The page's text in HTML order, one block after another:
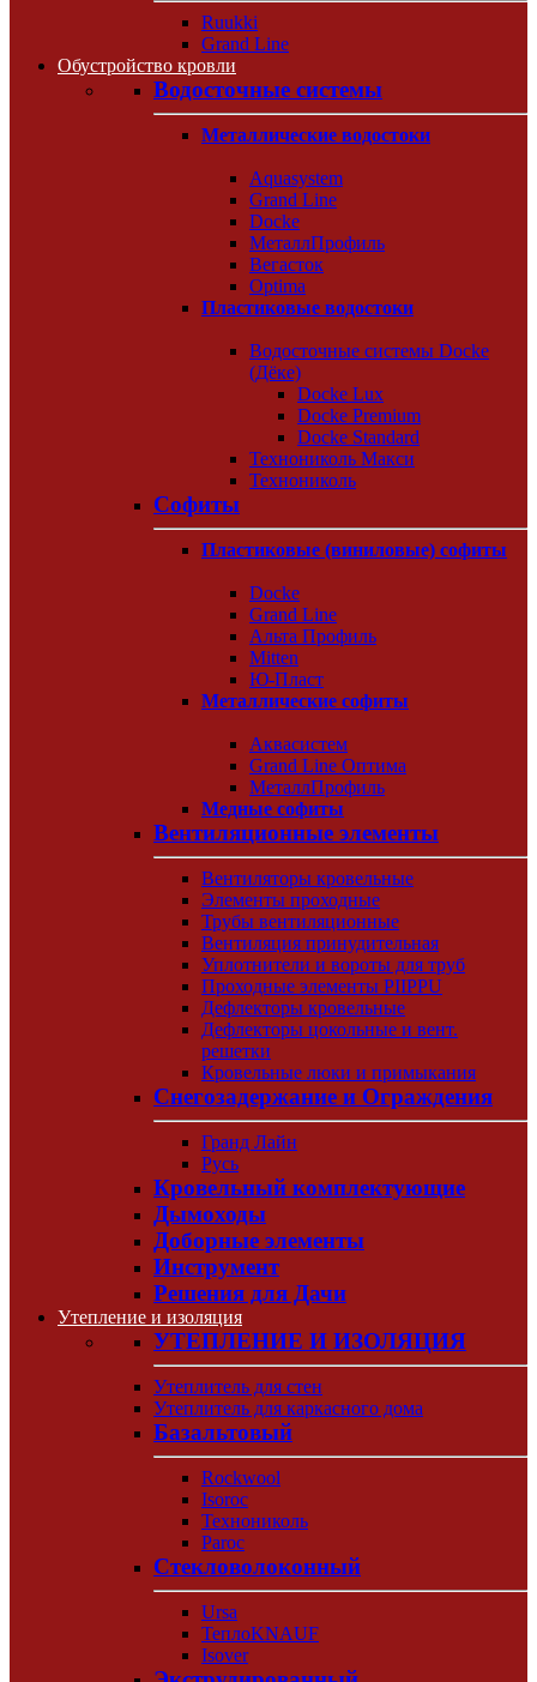
Ruukki
Grand Line
Обустройство кровли
Водосточные системы
Металлические водостоки
Aquasystem
Grand Line
Docke
МеталлПрофиль
Вегасток
Optima
Пластиковые водостоки
Водосточные системы Docke
(Дёке)
Docke Lux
Docke Premium
Docke Standard
Технониколь Макси
Технониколь
Софиты
Пластиковые (виниловые) софиты
Docke
Grand Line
Альта Профиль
Mitten
Ю-Пласт
Металлические софиты
Аквасистем
Grand Line Оптима
МеталлПрофиль
Медные софиты
Вентиляционные элементы
Вентиляторы кровельные
Элементы проходные
Трубы вентиляционные
Вентиляция принудительная
Уплотнители и вороты для труб
Проходные элементы PIIPPU
Дефлекторы кровельные
Дефлекторы цокольные и вент.
решетки
Кровельные люки и примыкания
Снегозадержание и Ограждения
Гранд Лайн
Русь
Кровельный комплектующие
Дымоходы
Доборные элементы
Инструмент
Решения для Дачи
Утепление и изоляция
УТЕПЛЕНИЕ И ИЗОЛЯЦИЯ
Утеплитель для стен
Утеплитель для каркасного дома
Базальтовый
Rockwool
Isoroc
Технониколь
Paroc
Стекловолоконный
Ursa
ТеплоKNAUF
Isover